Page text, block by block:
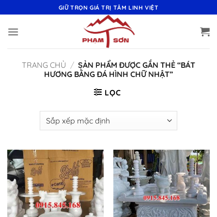
qua
nội
GIỮ TRỌN GIÁ TRỊ TÂM LINH VIỆT
TRANG CHỦ / SẢN PHẨM ĐƯỢC GẮN THẺ “BÁT
HƯƠNG BẰNG ĐÁ HÌNH CHỮ NHẬT”
LỌC